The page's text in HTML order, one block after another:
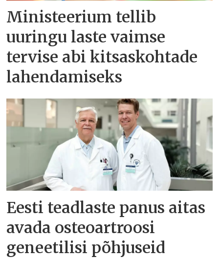
Ministeerium tellib
uuringu laste vaimse
tervise abi kitsaskohtade
lahendamiseks
Eesti teadlaste panus aitas
avada osteoartroosi
geneetilisi põhjuseid